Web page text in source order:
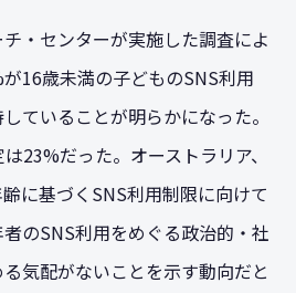
・センターが実施した調査によ
16歳未満の子どものSNS利用
ていることが明らかになった。
23%だった。オーストラリア、
に基づくSNS利用制限に向けて
のSNS利用をめぐる政治的・社
気配がないことを示す動向だと